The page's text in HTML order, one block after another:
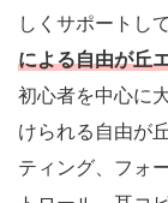
しくサポートし
による自由が丘
初心者を中心に
けられる自由が
ティング、フォ